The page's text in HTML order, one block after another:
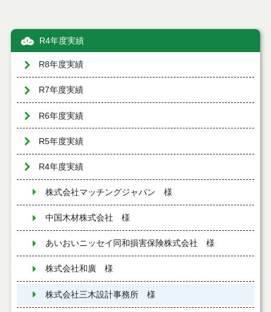
R4年度実績
R8年度実績
R7年度実績
R6年度実績
R5年度実績
R4年度実績
株式会社マッチングジャパン 様
中国木材株式会社 様
あいおいニッセイ同和損害保険株式会社 様
株式会社和廣 様
株式会社三木設計事務所 様